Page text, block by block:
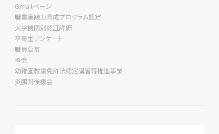
Gmailページ
職業実践力育成プログラム認定
大学機関別認証評価
卒業生アンケート
職員公募
翠会
幼稚園教諭免許法認定講習等推進事業
炎鵬関後援会